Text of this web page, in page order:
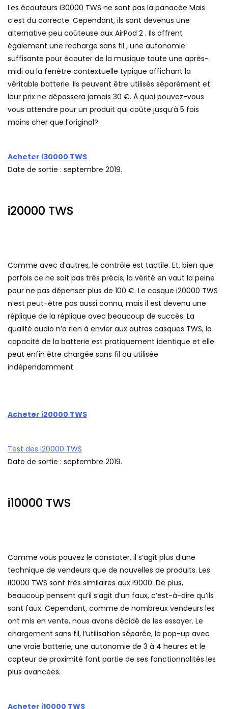
Les écouteurs i30000 TWS ne sont pas la panacée Mais
c’est du correcte. Cependant, ils sont devenus une
alternative peu coûteuse aux AirPod 2 . Ils offrent
également une recharge sans fil , une autonomie
suffisante pour écouter de la musique toute une après-
midi ou la fenêtre contextuelle typique affichant la
véritable batterie. Ils peuvent être utilisés séparément et
leur prix ne dépassera jamais 30 €. À quoi pouvez-vous
vous attendre pour un produit qui coûte jusqu’à 5 fois
moins cher que l’original?
Acheter i30000 TWS
Date de sortie : septembre 2019.
i20000 TWS
Comme avec d’autres, le contrôle est tactile. Et, bien que
parfois ce ne soit pas très précis, la vérité en vaut la peine
pour ne pas dépenser plus de 100 €. Le casque i20000 TWS
n’est peut-être pas aussi connu, mais il est devenu une
réplique de la réplique avec beaucoup de succès. La
qualité audio n’a rien à envier aux autres casques TWS, la
capacité de la batterie est pratiquement identique et elle
peut enfin être chargée sans fil ou utilisée
indépendamment.
Acheter i20000 TWS
Test des i20000 TWS
Date de sortie : septembre 2019.
i10000 TWS
Comme vous pouvez le constater, il s’agit plus d’une
technique de vendeurs que de nouvelles de produits. Les
i10000 TWS sont très similaires aux i9000. De plus,
beaucoup pensent qu’il s’agit d’un faux, c’est-à-dire qu’ils
sont faux. Cependant, comme de nombreux vendeurs les
ont mis en vente, nous avons décidé de les essayer. Le
chargement sans fil, l’utilisation séparée, le pop-up avec
une vraie batterie, une autonomie de 3 à 4 heures et le
capteur de proximité font partie de ses fonctionnalités les
plus avancées.
Acheter i10000 TWS